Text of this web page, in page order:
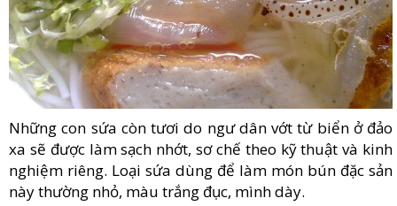
Những con sứa còn tươi do ngư dân vớt từ biển ở đảo
xa sẽ được làm sạch nhớt, sơ chế theo kỹ thuật và kinh
nghiệm riêng. Loại sứa dùng để làm món bún đặc sản
này thường nhỏ, màu trắng đục, mình dày.